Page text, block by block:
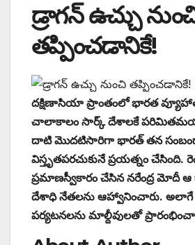
డ్రాగన్‌ ఉచ్చు
తప్పించడానికే!
దక్షిణాసియా ప్రాంతంలో భారత
చాలాకాలం సార్క్‌ దేశాలకే
దాటి మొదటిసారిగా భారత్‌ తన
విస్తృతపరచుకునే ప్రయత్నం
ప్రమాణస్వీకారం చేసిన నరేంద్ర మోదీ ఆ
దేశాధి నేతలను ఆహ్వానించారు. అలాగే
పర్యటనలను మాల్దీవులతో